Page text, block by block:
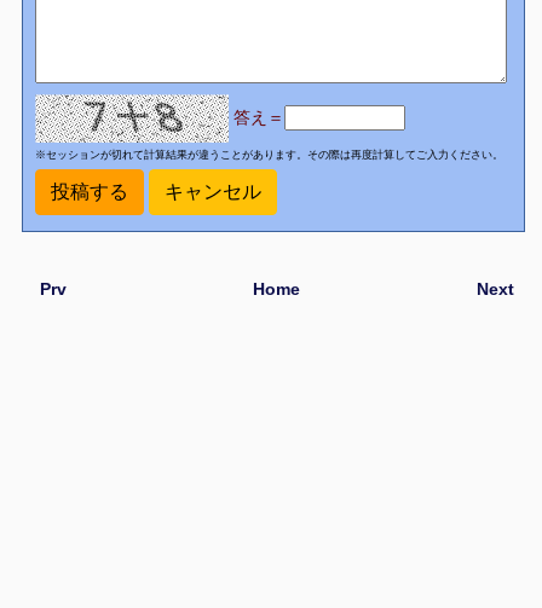
答え＝
※セッションが切れて計算結果が違うことがあります。その際は再度計算してご入力ください。
Prv Next
Home